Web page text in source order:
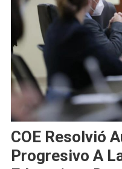
COE Resolvió
Progresivo A